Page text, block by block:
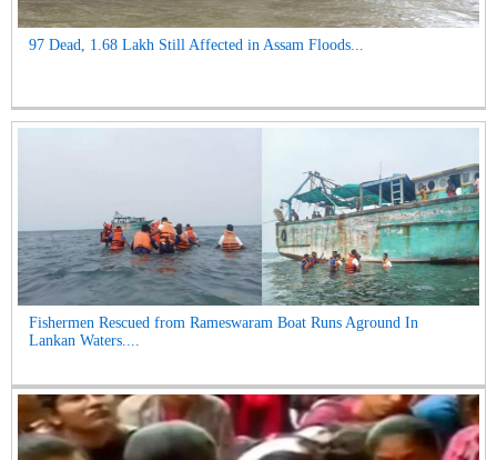
97 Dead, 1.68 Lakh Still Affected in Assam Floods...
Fishermen Rescued from Rameswaram Boat Runs Aground In
Lankan Waters....